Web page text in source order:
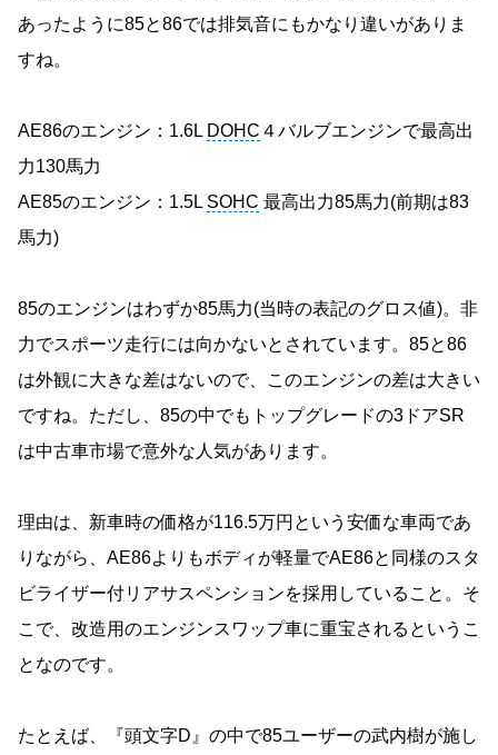
あったように85と86では排気音にもかなり違いがありま
すね。
AE86のエンジン：1.6L DOHC ４バルブエンジンで最高出
力130馬力
AE85のエンジン：1.5L SOHC 最高出力85馬力(前期は83
馬力)
85のエンジンはわずか85馬力(当時の表記のグロス値)。非
力でスポーツ走行には向かないとされています。85と86
は外観に大きな差はないので、このエンジンの差は大きい
ですね。ただし、85の中でもトップグレードの3ドアSR
は中古車市場で意外な人気があります。
理由は、新車時の価格が116.5万円という安価な車両であ
りながら、AE86よりもボディが軽量でAE86と同様のスタ
ビライザー付リアサスペンションを採用していること。そ
こで、改造用のエンジンスワップ車に重宝されるというこ
となのです。
たとえば、『頭文字D』の中で85ユーザーの武内樹が施し